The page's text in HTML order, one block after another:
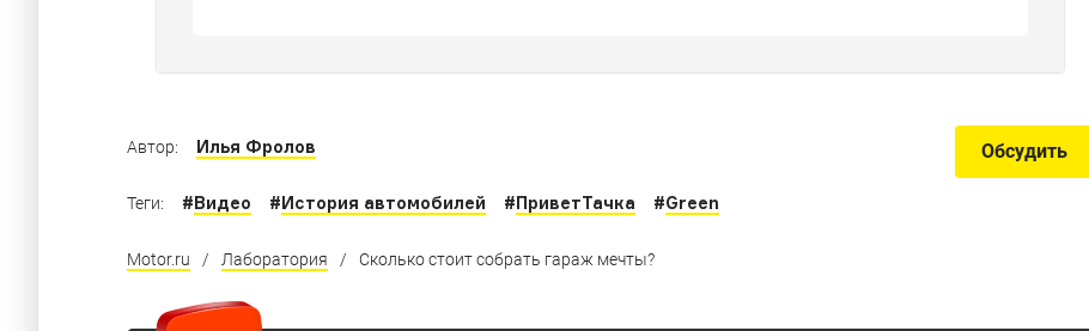
Обсудить
Автор: Илья Фролов
Теги: #Видео #История автомобилей #ПриветТачка #Green
Motor.ru / Лаборатория / Сколько стоит собрать гараж мечты?